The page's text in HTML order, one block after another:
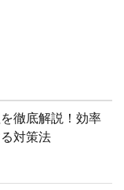
徹底解説！効率
対策法